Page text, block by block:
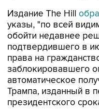
Издание The Hill
указы, "по всей
обойти недавнее
подтвердившего в
права на
заблокировавшего
автоматическое
Трампа, изданный в
президентского